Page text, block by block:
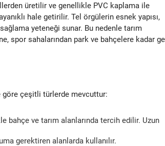
üretilir ve genellikle PVC kaplama ile
hale getirilir. Tel örgülerin esnek yapısı,
yeteneği sunar. Bu nedenle tarım
spor sahalarından park ve bahçelere kadar
göre çeşitli türlerde mevcuttur:
bahçe ve tarım alanlarında tercih edilir. Uzun
gerektiren alanlarda kullanılır.